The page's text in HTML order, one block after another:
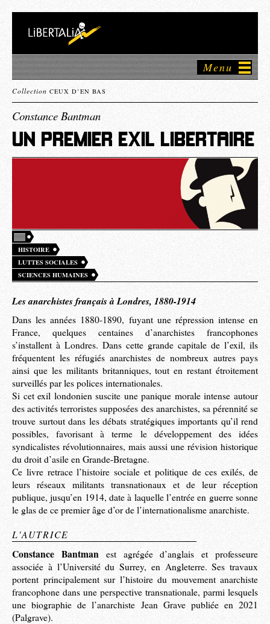
Menu
Collection CEUX D’EN BAS
Constance Bantman
UN PREMIER EXIL LIBERTAIRE
HISTOIRE
LUTTES SOCIALES
SCIENCES HUMAINES
Les anarchistes français à Londres, 1880-1914
Dans les années 1880-1890, fuyant une répression intense en
France, quelques centaines d’anarchistes francophones
s’installent à Londres. Dans cette grande capitale de l’exil, ils
fréquentent les réfugiés anarchistes de nombreux autres pays
ainsi que les militants britanniques, tout en restant étroitement
surveillés par les polices internationales.
Si cet exil londonien suscite une panique morale intense autour
des activités terroristes supposées des anarchistes, sa pérennité se
trouve surtout dans les débats stratégiques importants qu’il rend
possibles, favorisant à terme le développement des idées
syndicalistes révolutionnaires, mais aussi une révision historique
du droit d’asile en Grande-Bretagne.
Ce livre retrace l’histoire sociale et politique de ces exilés, de
leurs réseaux militants transnationaux et de leur réception
publique, jusqu’en 1914, date à laquelle l’entrée en guerre sonne
le glas de ce premier âge d’or de l’internationalisme anarchiste.
L’AUTRICE
Constance Bantman est agrégée d’anglais et professeure
associée à l’Université du Surrey, en Angleterre. Ses travaux
portent principalement sur l’histoire du mouvement anarchiste
francophone dans une perspective transnationale, parmi lesquels
une biographie de l’anarchiste Jean Grave publiée en 2021
(Palgrave).